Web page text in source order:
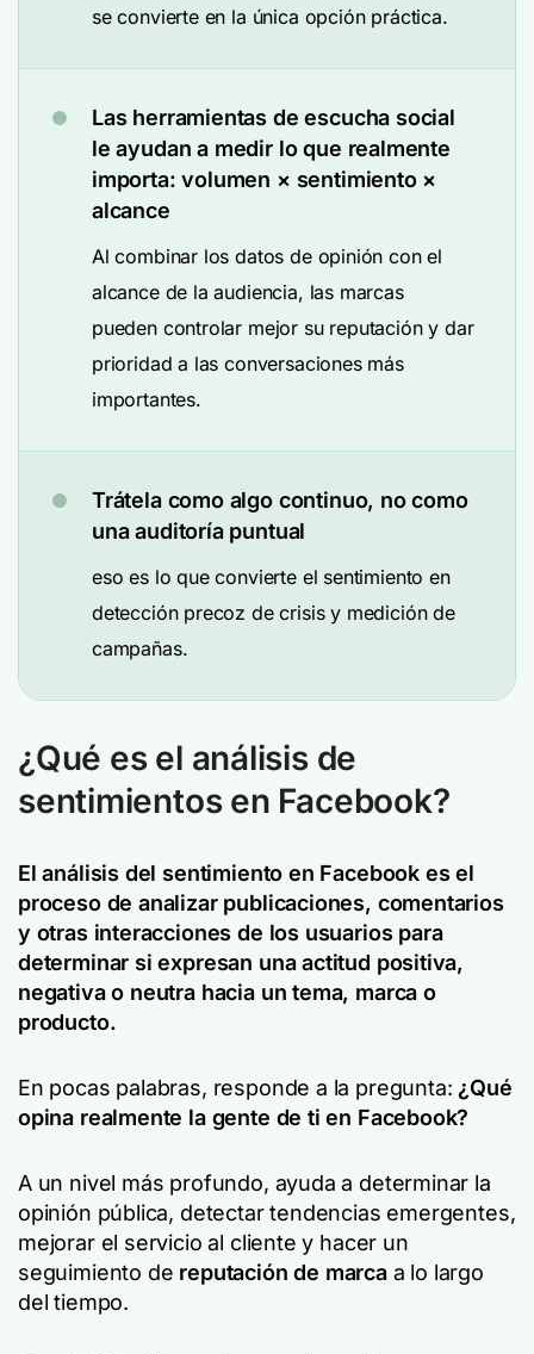
se convierte en la única opción práctica.
Las herramientas de escucha social
le ayudan a medir lo que realmente
importa: volumen × sentimiento ×
alcance
Al combinar los datos de opinión con el
alcance de la audiencia, las marcas
pueden controlar mejor su reputación y dar
prioridad a las conversaciones más
importantes.
Trátela como algo continuo, no como
una auditoría puntual
eso es lo que convierte el sentimiento en
detección precoz de crisis y medición de
campañas.
¿Qué es el análisis de
sentimientos en Facebook?
El análisis del sentimiento en Facebook es el
proceso de analizar publicaciones, comentarios
y otras interacciones de los usuarios para
determinar si expresan una actitud positiva,
negativa o neutra hacia un tema, marca o
producto.
En pocas palabras, responde a la pregunta: ¿Qué
opina realmente la gente de ti en Facebook?
A un nivel más profundo, ayuda a determinar la
opinión pública, detectar tendencias emergentes,
mejorar el servicio al cliente y hacer un
seguimiento de reputación de marcaa lo largo
del tiempo.